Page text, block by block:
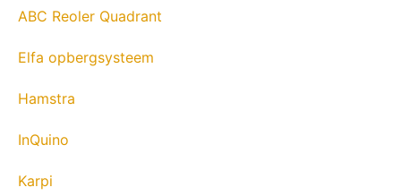
ABC Reoler Quadrant
Elfa opbergsysteem
Hamstra
InQuino
Karpi